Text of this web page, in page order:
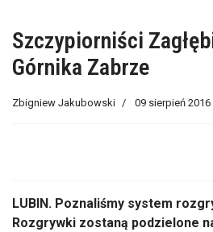
Szczypiorniści
Górnika Zabrze
Zbigniew Jakubowski 09 sierpień 2016
LUBIN. Poznaliśmy system
Rozgrywki zostaną podzielone